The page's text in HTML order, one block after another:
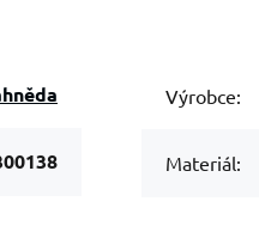
– Záhněda Výrobce:
Materiál: